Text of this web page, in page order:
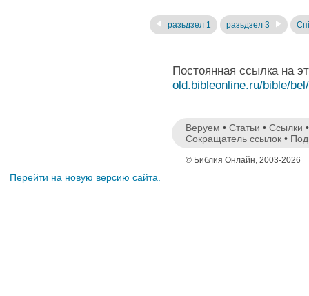
разьдзел 1 разьдзел 3
Постоянная ссылка на
old.bibleonline.ru/bible/
Веруем • Статьи • Ссылки
Сокращатель ссылок •
© Библия Онлайн, 2003-2026
Перейти на новую версию сайта.